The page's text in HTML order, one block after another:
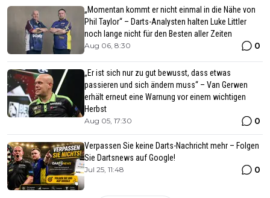
„Momentan kommt er nicht einmal in die Nähe von
Phil Taylor“ – Darts-Analysten halten Luke Littler
noch lange nicht für den Besten aller Zeiten
Aug 06, 8:30 0
„Er ist sich nur zu gut bewusst, dass etwas
passieren und sich ändern muss“ – Van Gerwen
erhält erneut eine Warnung vor einem wichtigen
Herbst
Aug 05, 17:30 0
Verpassen Sie keine Darts-Nachricht mehr – Folgen
Sie Dartsnews auf Google!
Jul 25, 11:48 0